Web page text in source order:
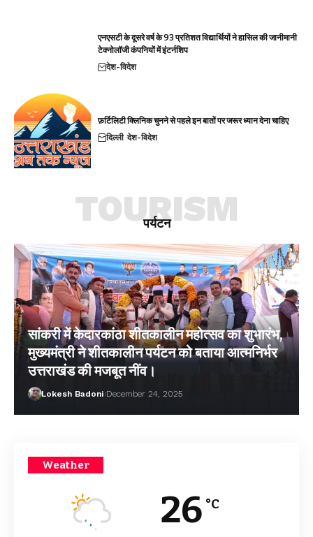
एनएसटी के दूसरे वर्ष के 93 प्रतिशत विद्यार्थियों ने हासिल की जानीमानी
टेक्नोलॉजी कंपनियों में इंटर्नशिप
देश-विदेश
फ़र्टिलिटी क्लिनिक चुनने से पहले इन बातों पर जरूर ध्यान देना चाहिए
दिल्ली देश-विदेश
पर्यटन
TOURISM
सांकरी में केदारकांठा शीतकालीन महोत्सव का शुभारंभ,
मुख्यमंत्री ने शीतकालीन पर्यटन को बताया आत्मनिर्भर
उत्तराखंड की मजबूत नींव।
Lokesh Badoni December 24, 2025
Weather
26 °C